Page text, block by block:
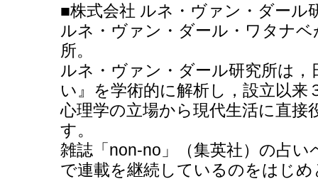
■株式会社 ルネ・ヴァン・ダール
ルネ・ヴァン・ダール・ワタナ
所。
ルネ・ヴァン・ダール研究所は
い』を学術的に解析し，設立以
心理学の立場から現代生活に直接
す。
雑誌「non-no」（集英社）の占
で連載を継続しているのをはじ